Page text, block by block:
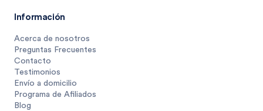
Información
Acerca de nosotros
Preguntas Frecuentes
Contacto
Testimonios
Envío a domicilio
Programa de Afiliados
Blog